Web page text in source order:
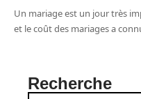
Un mariage est un jour très
et le coût des mariages a
Recherche